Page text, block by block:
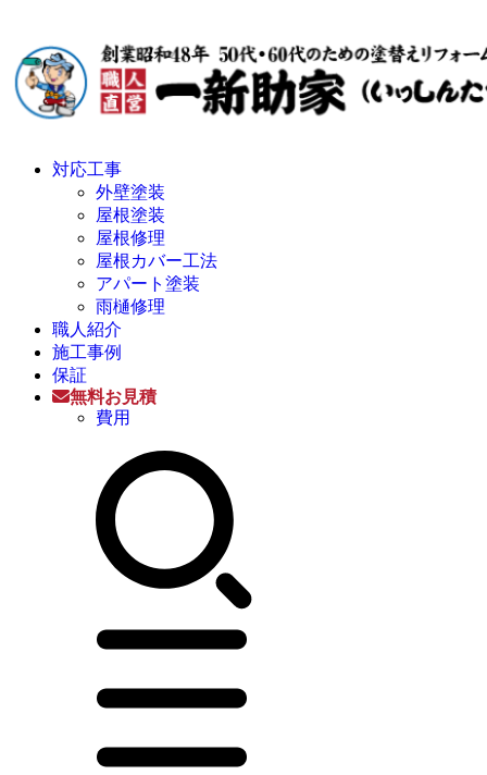
対応工事
外壁塗装
屋根塗装
屋根修理
屋根カバー工法
アパート塗装
雨樋修理
職人紹介
施工事例
保証
無料お見積
費用